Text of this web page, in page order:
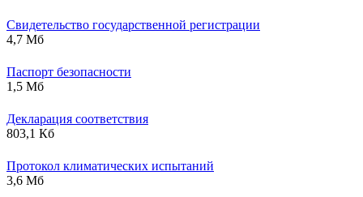
Свидетельство государственной регистрации
4,7 Мб
Паспорт безопасности
1,5 Мб
Декларация соответствия
803,1 Кб
Протокол климатических испытаний
3,6 Мб